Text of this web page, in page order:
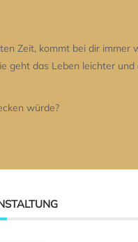
Zeit, kommt bei dir immer
geht das Leben leichter und
würde?